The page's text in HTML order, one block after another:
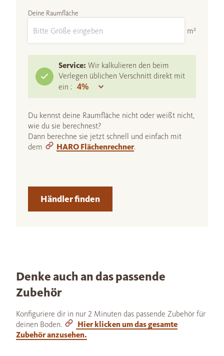
Deine Raumfläche
m²
Service: Wir kalkulieren den beim
Verlegen üblichen Verschnitt direkt mit
ein :
Du kennst deine Raumfläche nicht oder weißt nicht,
wie du sie berechnest?
Dann berechne sie jetzt schnell und einfach mit
dem
HARO Flächenrechner.
Händler finden
Denke auch an das passende
Zubehör
Konfiguriere dir in nur 2 Minuten das passende Zubehör für
deinen Boden.
Hier klicken um das gesamte
Zubehör anzusehen.